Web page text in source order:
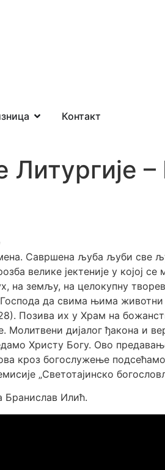
Контакт
–
Савршена љуба љуби све
велике јектеније у којој
земљу, на целокупну
да свима њима
Позива их у Храм на
Молитвени дијалог ђакона и
Христу Богу. Ово
кроз богослужење
„Светотајинско
Бранислав Илић.